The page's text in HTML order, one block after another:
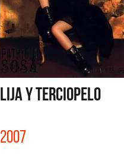
LIJA Y TERCIOPELO
2007